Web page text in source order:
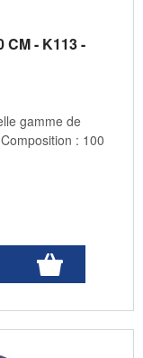
CM - K113 -
gamme de
: 100